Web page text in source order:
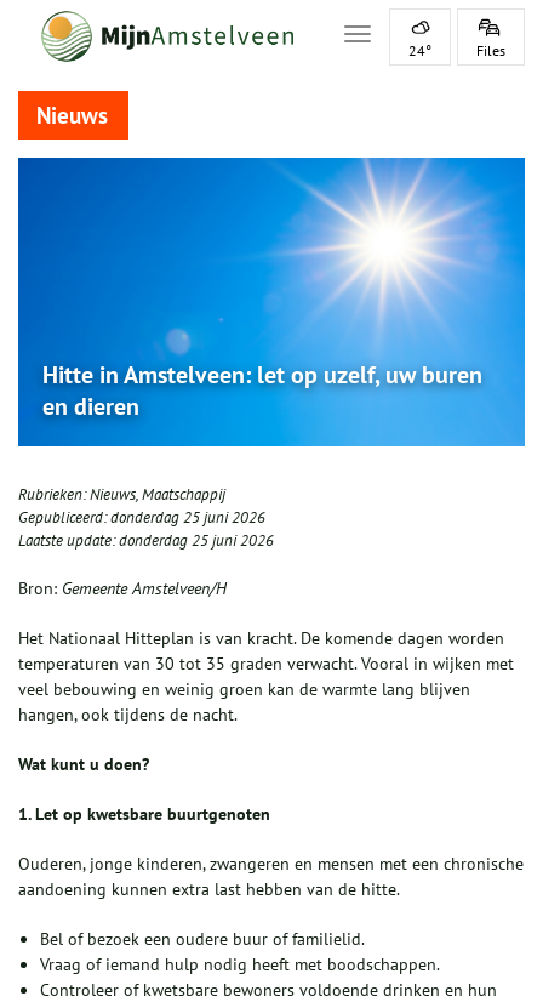
Toggle navigation
24° Files
Nieuws
Hitte in Amstelveen: let op uzelf, uw buren
en dieren
Rubrieken:Nieuws,Maatschappij
Gepubliceerd:donderdag 25 juni 2026
Laatste update:donderdag 25 juni 2026
Bron: Gemeente Amstelveen/H
Het Nationaal Hitteplan is van kracht. De komende dagen worden
temperaturen van 30 tot 35 graden verwacht. Vooral in wijken met
veel bebouwing en weinig groen kan de warmte lang blijven
hangen, ook tijdens de nacht.
Wat kunt u doen?
1. Let op kwetsbare buurtgenoten
Ouderen, jonge kinderen, zwangeren en mensen met een chronische
aandoening kunnen extra last hebben van de hitte.
Bel of bezoek een oudere buur of familielid.
Vraag of iemand hulp nodig heeft met boodschappen.
Controleer of kwetsbare bewoners voldoende drinken en hun